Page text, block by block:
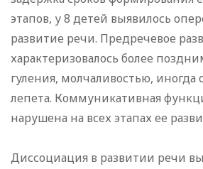
этапов, у 8 детей выявилось
развитие речи. Предречевое
характеризовалось более
гуления, молчаливостью, иногда
лепета. Коммуникативная
нарушена на всех этапах ее
Диссоциация в развитии речи